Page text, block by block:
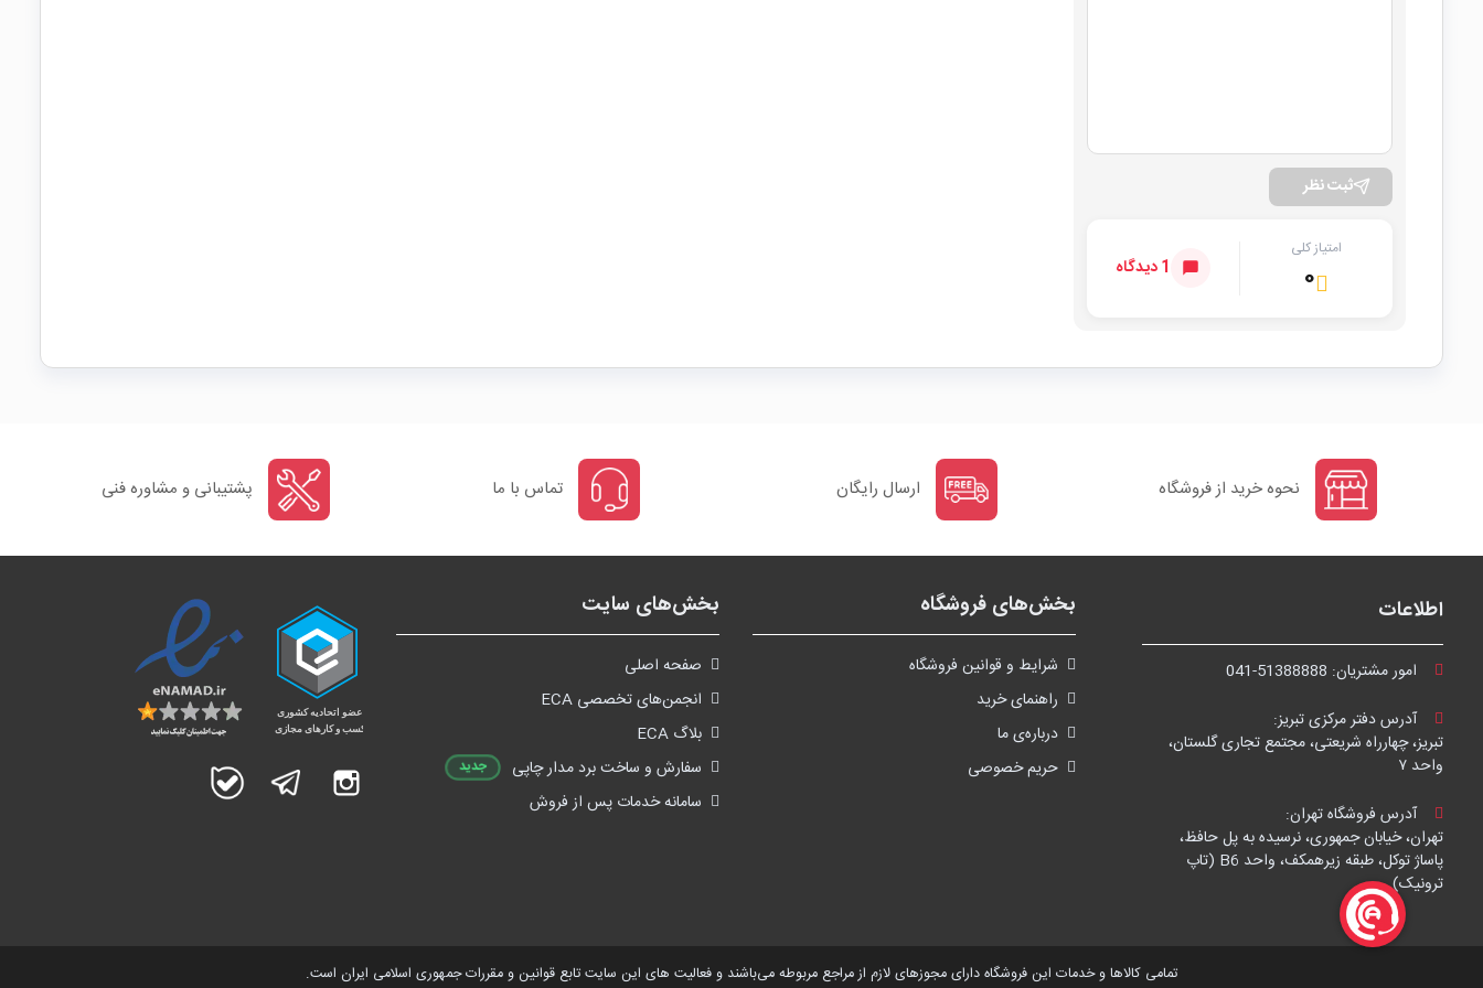
ثبت نظر
امتیاز کلی
۰ 1 دیدگاه
نحوه خرید از فروشگاه ارسال رایگان تماس با ما پشتیبانی و مشاوره فنی
اطلاعات
امور مشتریان: 041-51388888
آدرس دفتر مرکزی تبریز:
تبریز، چهارراه شریعتی، مجتمع تجاری گلستان،
واحد ۷
آدرس فروشگاه تهران:
تهران، خیابان جمهوری، نرسیده به پل حافظ،
پاساژ توکل، طبقه زیرهمکف، واحد B6 (تاپ
ترونیک)
بخش‌های فروشگاه
شرايط و قوانین فروشگاه
راهنمای خرید
درباره‌ی ما
حریم خصوصی
بخش‌های سایت
صفحه اصلی
انجمن‌های تخصصی ECA
بلاگ ECA
سفارش و ساخت برد مدار چاپی
جدید
سامانه خدمات پس از فروش
اینستاگرام تلگرام
تمامی کالاها و خدمات این فروشگاه دارای مجوز‌های لازم از مراجع مربوطه می‌باشند و فعالیت های این سایت تابع قوانین و مقررات جمهوری اسلامی ایران است.